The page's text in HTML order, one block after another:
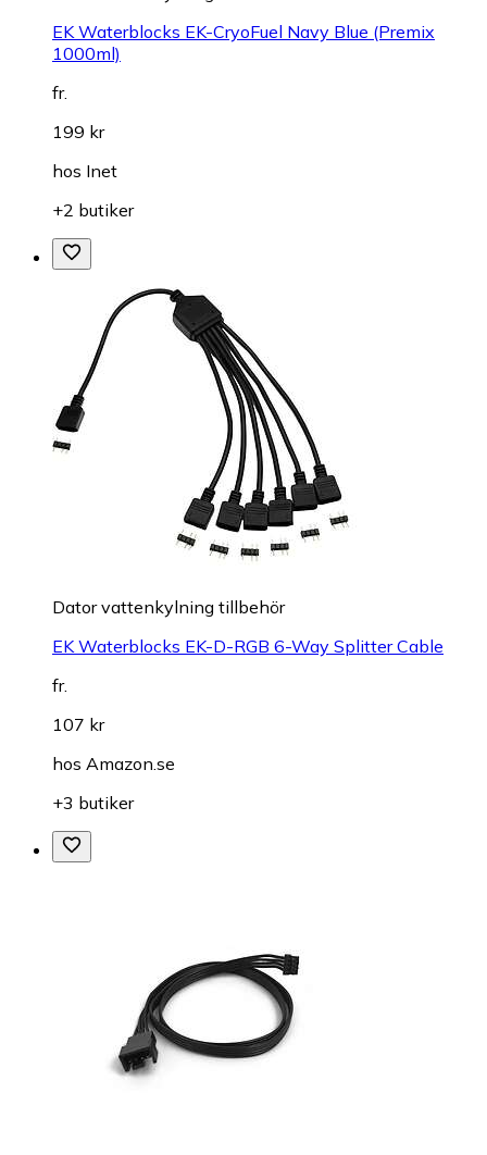
EK Waterblocks EK-CryoFuel Navy Blue (Premix
1000ml)
fr.
199 kr
hos Inet
+2 butiker
Dator vattenkylning tillbehör
EK Waterblocks EK-D-RGB 6-Way Splitter Cable
fr.
107 kr
hos Amazon.se
+3 butiker